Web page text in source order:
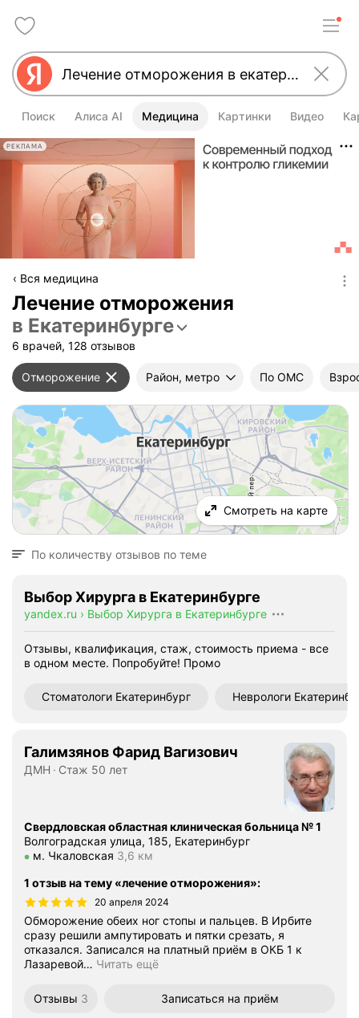
Поиск Алиса AI Медицина Картинки Видео
РЕКЛАМА
Вся медицина
Лечение отморожения
в Екатеринбурге
6 врачей, 128 отзывов
Отморожение Район, метро По ОМС
Смотреть на карте
По количеству отзывов по теме
Выбор Хирурга в Екатеринбурге
yandex.ru › Выбор Хирурга в Екатеринбурге
Отзывы, квалификация, стаж, стоимость приема - все
в одном месте. Попробуйте! Промо
Стоматологи Екатеринбург Неврологи
Галимзянов Фарид Вагизович
ДМН Стаж 50 лет
Свердловская областная клиническая больница № 1
Волгоградская улица, 185, Екатеринбург
Метро м. Чкаловская Расстояние 3,6 км
м. Чкаловская 3,6 км
1 отзыв на тему «лечение отморожения»:
20 апреля 2024
Обморожение обеих ног стопы и пальцев. В Ирбите
сразу решили ампутировать и пятки срезать, я
отказался. Записался на платный приём в ОКБ 1 к
Лазаревой… Читать ещё
Отзывы 3 Записаться на приём